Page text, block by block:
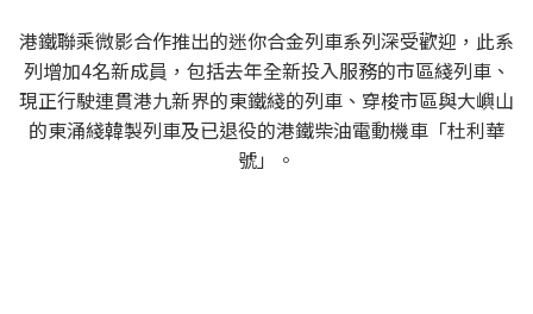
港鐵聯乘微影合作推出的迷你合金列車系列深受歡迎，此系
列增加4名新成員，包括去年全新投入服務的市區綫列車、
現正行駛連貫港九新界的東鐵綫的列車、穿梭市區與大嶼山
的東涌綫韓製列車及已退役的港鐵柴油電動機車「杜利華
號」。